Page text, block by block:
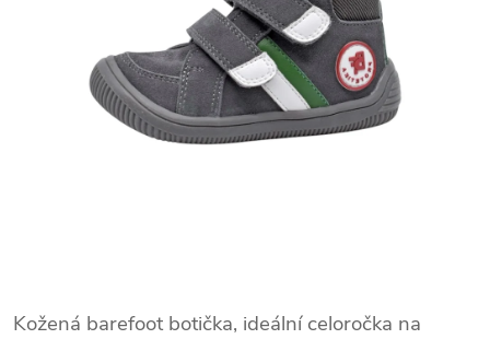
Kožená barefoot botička, ideální celoročka na